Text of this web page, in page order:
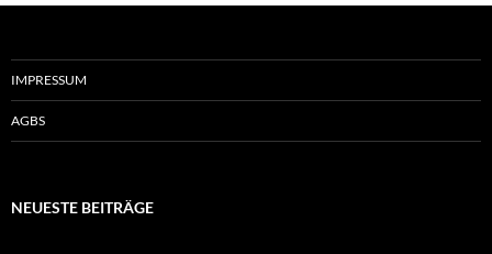
IMPRESSUM
AGBS
NEUESTE BEITRÄGE